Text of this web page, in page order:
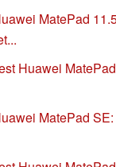
MatePad
Huawei
MatePad